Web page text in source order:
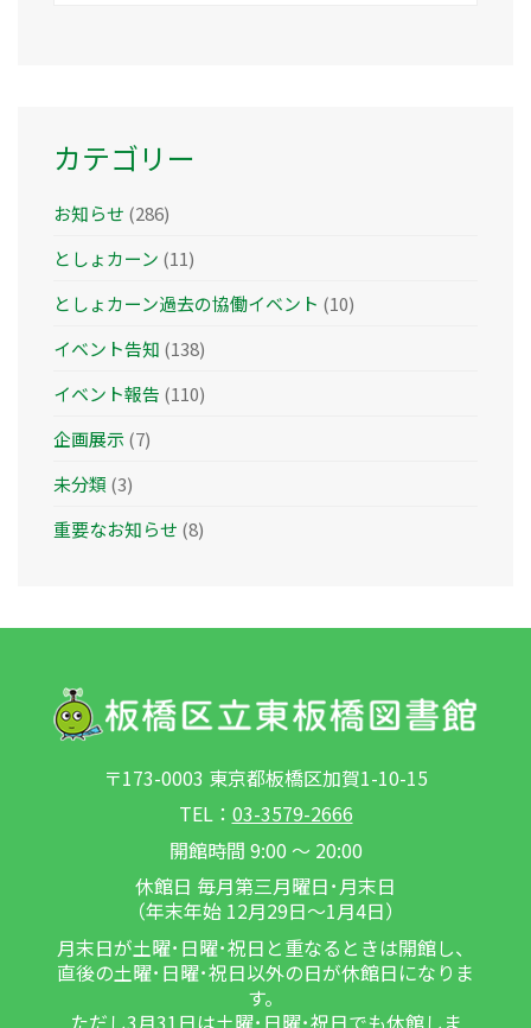
カテゴリー
お知らせ (286)
としょカーン (11)
としょカーン過去の協働イベント (10)
イベント告知 (138)
イベント報告 (110)
企画展示(7)
未分類 (3)
重要なお知らせ (8)
〒173-0003 東京都板橋区加賀1-10-15
TEL： 03-3579-2666
開館時間 9:00 ～ 20:00
休館日 毎月第三月曜日･月末日
（年末年始 12月29日～1月4日）
月末日が土曜･日曜･祝日と重なるときは開館し、
直後の土曜･日曜･祝日以外の日が休館日になりま
す。
ただし3月31日は土曜･日曜･祝日でも休館しま